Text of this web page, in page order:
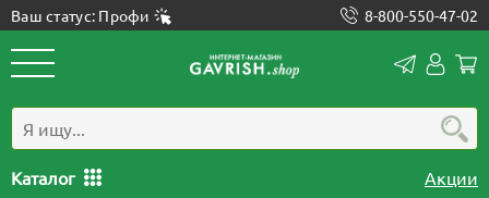
Ваш статус: Профи 8-800-550-47-02
Каталог Акции